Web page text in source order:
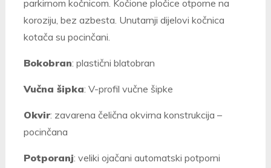
parkirnom kočnicom. Kočione pločice otporne na
koroziju, bez azbesta. Unutarnji dijelovi kočnica
kotača su pocinčani.
Bokobran: plastični blatobran
Vučna šipka: V-profil vučne šipke
Okvir: zavarena čelična okvirna konstrukcija –
pocinčana
Potporanj: veliki ojačani automatski potporni